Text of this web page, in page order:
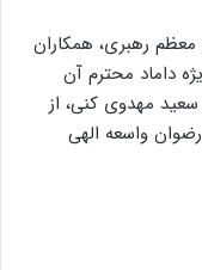
رهبری، همکاران
داماد محترم آن
مهدوی کنی، از
واسعه الهی